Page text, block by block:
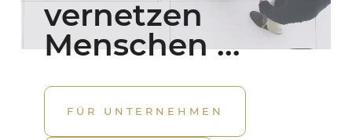
vernetzen
Menschen ...
FÜR UNTERNEHMEN